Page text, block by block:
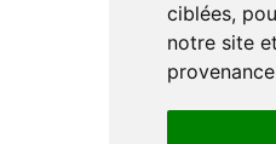
ciblées,
notre site